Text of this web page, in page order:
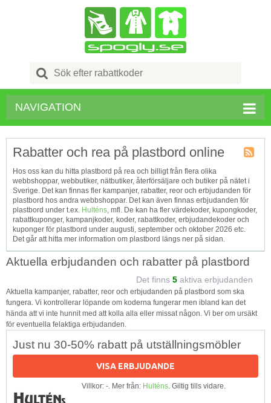
Search
for:
NAVIGATION
Tagg
RSS
Rabatter och rea på plastbord online
Hos oss kan du hitta plastbord på rea och billigt från flera olika
webbshoppar, webbutiker, nätbutiker, återförsäljare och butiker på nätet i
Sverige. Det kan finnas fler kampanjer, rabatter, reor och erbjudanden för
plastbord hos andra webbshoppar. Det kan även finnas erbjudanden för
plastbord under t.ex. Hulténs, mfl. De kan ha fler värdekoder, kupongkoder,
rabattkuponger, kampanjkoder, koder, rabattkoder, erbjudandekoder och
kuponger för plastbord under augusti, september och oktober 2026 etc.
Det går att hitta mer information om plastbord längs ner på sidan.
Aktuella erbjudanden och rabatter på plastbord
Det finns 5 aktiva erbjudanden
Aktuella kampanjer, rabatter, reor och erbjudanden på plastbord som ska
fungera. Vi kontrollerar löpande om koderna fungerar men ibland kan det
hända att vi inte hunnit med att kolla alla eller missat någon. Vi ber om ursäkt
för eventuella felaktiga erbjudanden.
Just nu 30-50% rabatt på utställningsmöbler
VISA ERBJUDANDE
Villkor: -. Mer från: Hulténs. Giltig tills vidare.